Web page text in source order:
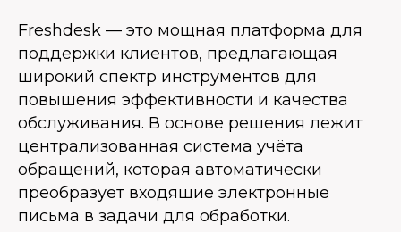
Freshdesk — это мощная платформа для
поддержки клиентов, предлагающая
широкий спектр инструментов для
повышения эффективности и качества
обслуживания. В основе решения лежит
централизованная система учёта
обращений, которая автоматически
преобразует входящие электронные
письма в задачи для обработки.